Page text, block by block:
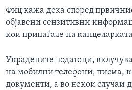
Фиц кажа дека според
објавени сензитивни
кои припаѓале на
Украдените податоци,
на мобилни телефони, писма,
документи, а во некои случаи